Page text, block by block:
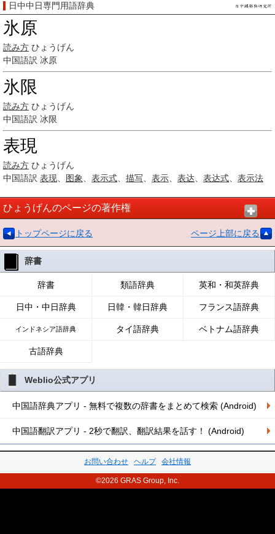
日中中日専門用語辞典
氷原
読み方 ひょうげん
中国語訳 冰原
氷限
読み方 ひょうげん
中国語訳 冰限
表現
読み方 ひょうげん
中国語訳 表现 图象 表示式 描写 表示 表达 表达式 表示法
ひょうげんのページの著作権
トップページに戻る ページ上部に戻る
辞書
辞書 類語辞典 英和・和英辞典
日中・中日辞典 日韓・韓日辞典 フランス語辞典
インドネシア語辞典 タイ語辞典 ベトナム語辞典
古語辞典
Weblio公式アプリ
中国語辞典アプリ - 無料で複数の辞書をまとめて検索 (Android)
中国語翻訳アプリ - 2秒で翻訳、翻訳結果を話す！ (Android)
お問い合わせ ヘルプ 会社情報
©2026 GRAS Group, Inc.